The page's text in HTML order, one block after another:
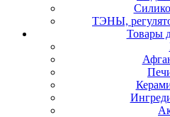
ТЭНЫ,
Товары